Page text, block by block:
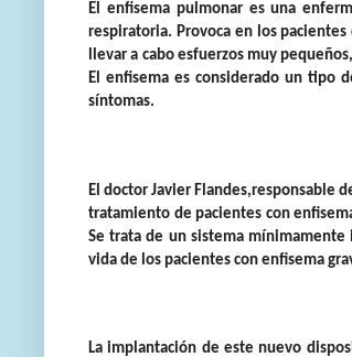
El enfisema pulmonar es una
respiratoria. Provoca en los
llevar a cabo esfuerzos muy
El enfisema es considerado un tipo
síntomas.
El doctor Javier Flandes,responsable
tratamiento de pacientes con
Se trata de un sistema
vida de los pacientes con enfisema
La implantación de este nuevo